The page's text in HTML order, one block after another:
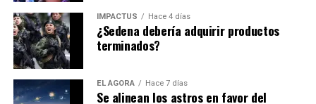
Monster Jam, la adrenalina pura en el Palacio de los
Deportes
NO TE LO PIERDAS
‘Nur, ofrenda escénica’, obra emotiva e íntima que honra
la memoria de un ser querido
Así que ya lo saben estimadas lectoras, hay que estar
pendientes de este novedoso tratamiento.
IMPACTUS Hace 4 días
¿Sedena debería adquirir productos
terminados?
EL ÁGORA Hace 7 días
Se alinean los astros en favor del